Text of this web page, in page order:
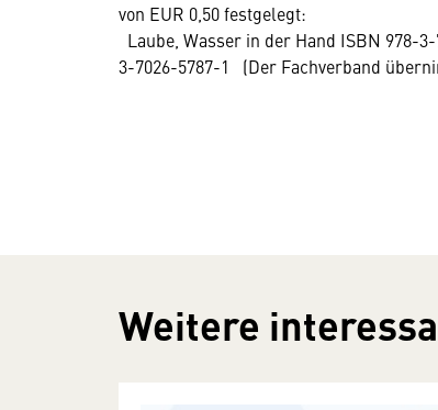
von EUR 0,50 festgelegt:
Laube, Wasser in der Hand ISBN 978-
3-7026-5787-1 (Der Fachverband
Weitere